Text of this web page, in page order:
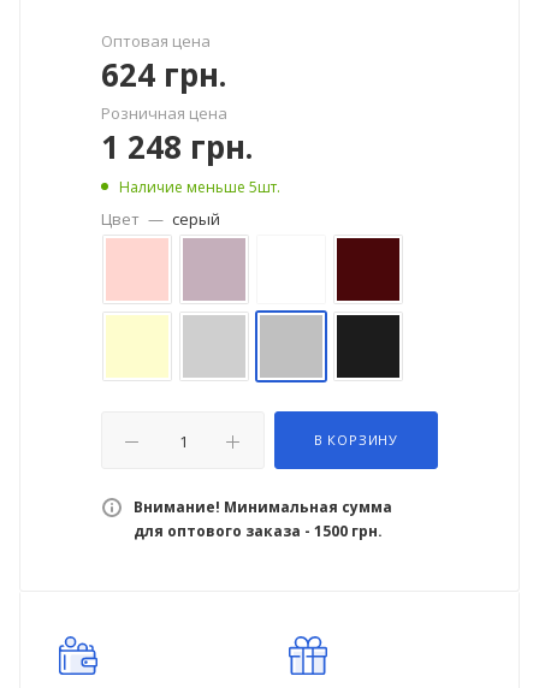
Оптовая цена
624 грн.
Розничная цена
1 248 грн.
Наличие меньше 5шт.
Цвет — серый
В КОРЗИНУ
Внимание! Минимальная сумма
для оптового заказа - 1500 грн.